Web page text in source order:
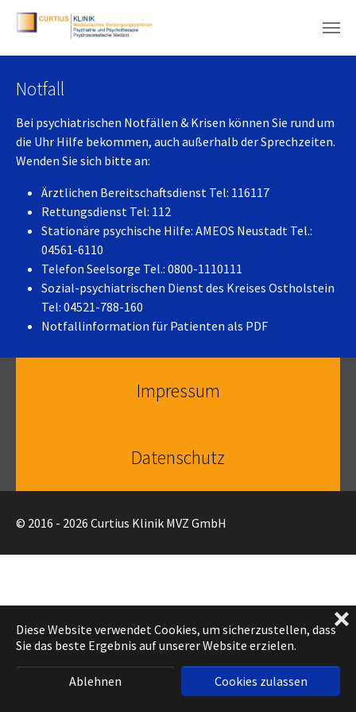
Diese Website verwendet Cookies, um sicherzustellen, dass
Sie das beste Ergebnis auf unserer Website erzielen.
Ablehnen Cookies zulassen
❌
Notfall
Bei psychiatrischen Notfällen & Krisen können Sie rund um
die Uhr Hilfe bekommen, auch außerhalb der Sprechzeiten.
Wenden Sie sich bitte an:
Ärztlichen Bereitschaftsdienst Tel: 116117
Rettungsdienst Tel: 112
Stationäre psychische Hilfe: AMEOS Neustadt Tel.:
04561-6110
Telefon Seelsorge Tel.: 0800-1110111
Sozial-psychiatrischen Dienst des Kreises Ostholstein
Tel: 04521-788-160
Notfallinformation für Patienten als PDF
Impressum
Datenschutz
© 2016 - 2026 Curtius Klinik MVZ GmbH